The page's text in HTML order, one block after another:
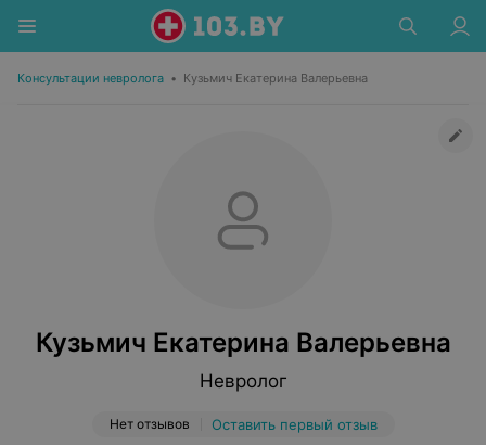
Консультации невролога • Кузьмич Екатерина Валерьевна
Кузьмич Екатерина Валерьевна
Невролог
Нет отзывов Оставить первый отзыв